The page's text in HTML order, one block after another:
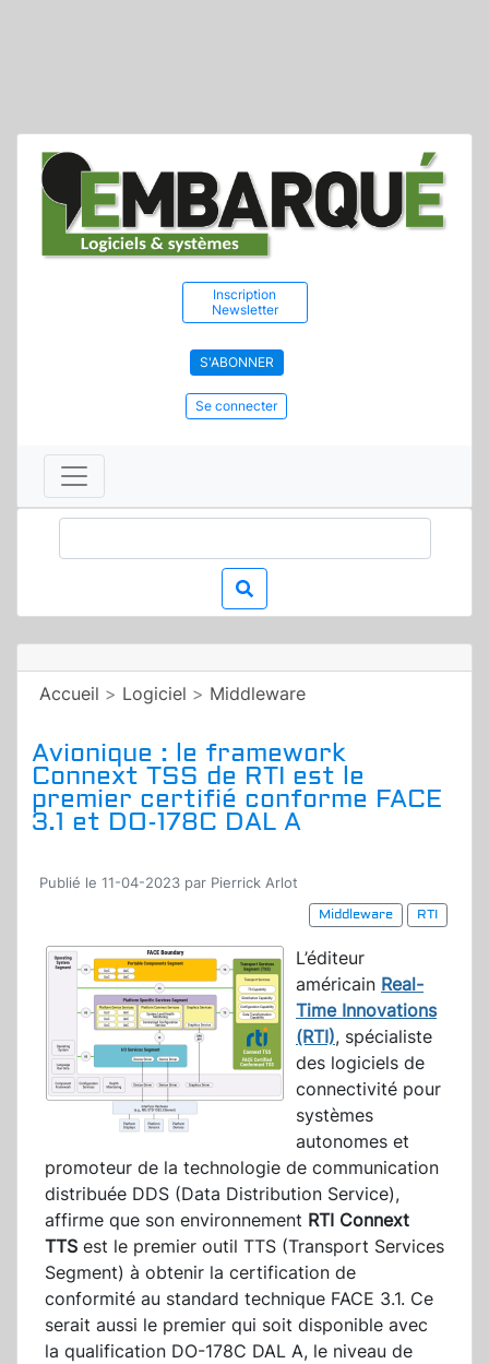
Inscription
Newsletter
S'ABONNER
Se connecter
Accueil > Logiciel > Middleware
Avionique : le framework
Connext TSS de RTI est le
premier certifié conforme FACE
3.1 et DO-178C DAL A
Publié le 11-04-2023 par Pierrick Arlot
Middleware
RTI
L’éditeur
américain Real-
Time Innovations
(RTI), spécialiste
des logiciels de
connectivité pour
systèmes
autonomes et
promoteur de la technologie de communication
distribuée DDS (Data Distribution Service),
affirme que son environnement RTI Connext
TTS est le premier outil TTS (Transport Services
Segment) à obtenir la certification de
conformité au standard technique FACE 3.1. Ce
serait aussi le premier qui soit disponible avec
la qualification DO-178C DAL A, le niveau de